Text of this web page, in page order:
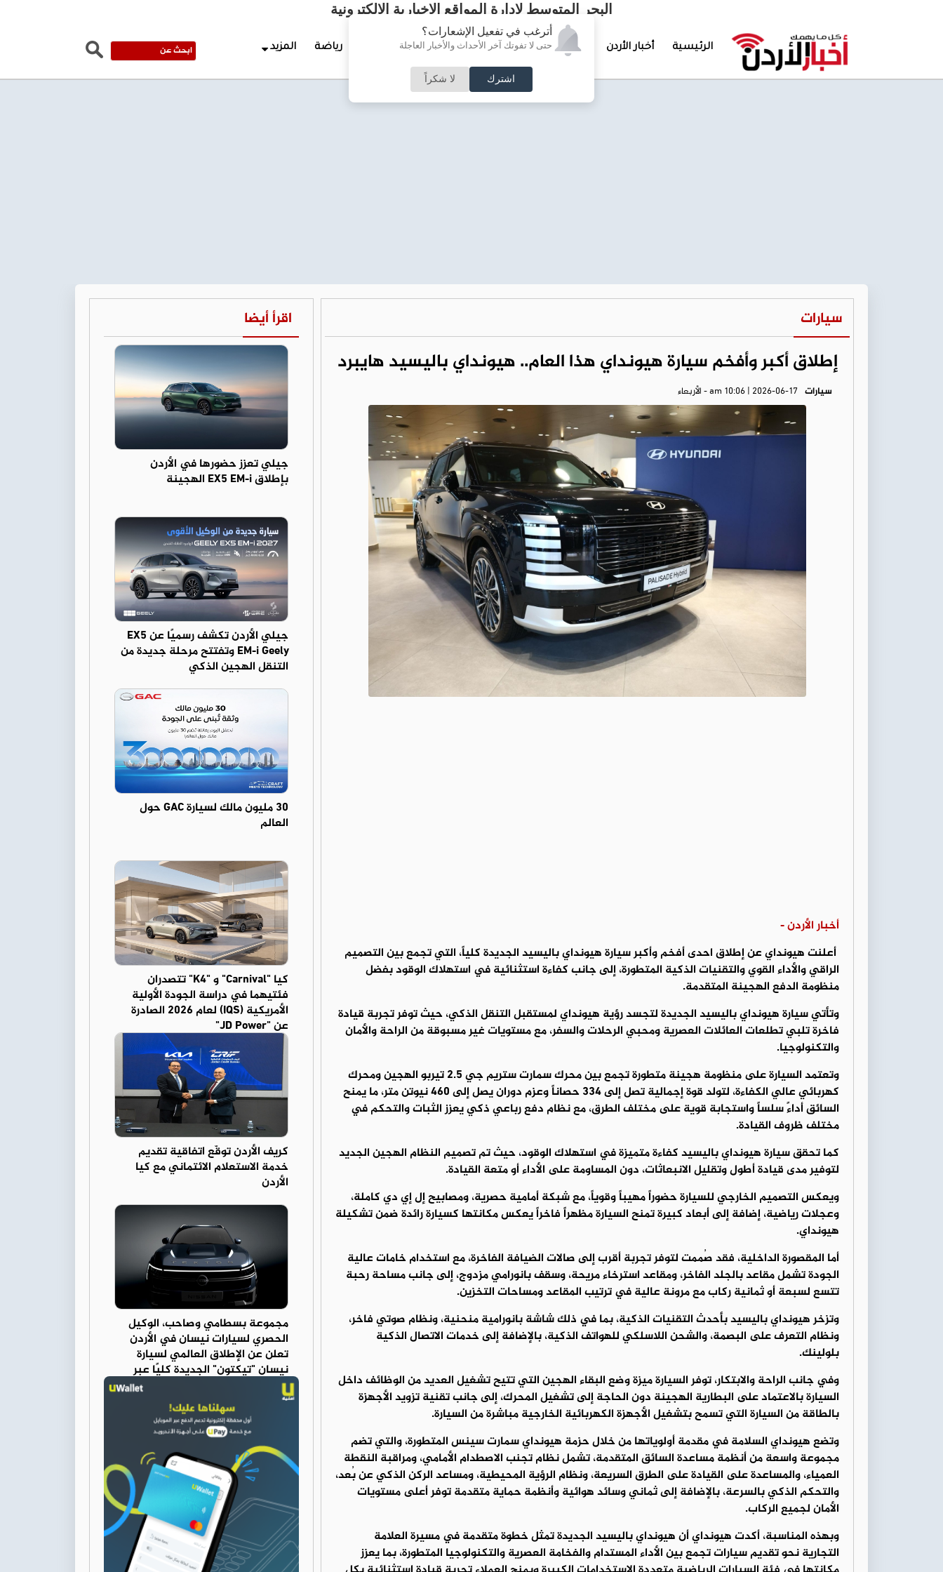
أترغب في تفعيل الإشعارات؟
حتى لا تفوتك آخر الأحداث والأخبار العاجلة
اشترك لا شكراً
البحر المتوسط لإدارة المواقع الإخبارية الالكترونية
الرئيسية أخبار الأردن تغطيات خاصة لقاء الأسبوع جرائم وحوادث رياضة المزيد
سيارات
إطلاق أكبر وأفخم سيارة هيونداي هذا العام.. هيونداي باليسيد هايبرد
سيارات am 10:06 | 2026-06-17 - الأربعاء
أخبار الأردن -
أعلنت هيونداي عن إطلاق احدى أفخم وأكبر سيارة هيونداي باليسيد الجديدة كلياً، التي تجمع بين التصميم
الراقي والأداء القوي والتقنيات الذكية المتطورة، إلى جانب كفاءة استثنائية في استهلاك الوقود بفضل
منظومة الدفع الهجينة المتقدمة.
وتأتي سيارة هيونداي باليسيد الجديدة لتجسد رؤية هيونداي لمستقبل التنقل الذكي، حيث توفر تجربة قيادة
فاخرة تلبي تطلعات العائلات العصرية ومحبي الرحلات والسفر، مع مستويات غير مسبوقة من الراحة والأمان
والتكنولوجيا.
وتعتمد السيارة على منظومة هجينة متطورة تجمع بين محرك سمارت ستريم جي 2.5 تيربو الهجين ومحرك
كهربائي عالي الكفاءة، لتولد قوة إجمالية تصل إلى 334 حصاناً وعزم دوران يصل إلى 460 نيوتن متر، ما يمنح
السائق أداءً سلساً واستجابة قوية على مختلف الطرق، مع نظام دفع رباعي ذكي يعزز الثبات والتحكم في
مختلف ظروف القيادة.
كما تحقق سيارة هيونداي باليسيد كفاءة متميزة في استهلاك الوقود، حيث تم تصميم النظام الهجين الجديد
لتوفير مدى قيادة أطول وتقليل الانبعاثات، دون المساومة على الأداء أو متعة القيادة.
ويعكس التصميم الخارجي للسيارة حضوراً مهيباً وقوياً، مع شبكة أمامية حصرية، ومصابيح إل إي دي كاملة،
وعجلات رياضية، إضافة إلى أبعاد كبيرة تمنح السيارة مظهراً فاخراً يعكس مكانتها كسيارة رائدة ضمن تشكيلة
هيونداي.
أما المقصورة الداخلية، فقد صُممت لتوفر تجربة أقرب إلى صالات الضيافة الفاخرة، مع استخدام خامات عالية
الجودة تشمل مقاعد بالجلد الفاخر، ومقاعد استرخاء مريحة، وسقف بانورامي مزدوج، إلى جانب مساحة رحبة
تتسع لسبعة أو ثمانية ركاب مع مرونة عالية في ترتيب المقاعد ومساحات التخزين.
وتزخر هيونداي باليسيد بأحدث التقنيات الذكية، بما في ذلك شاشة بانورامية منحنية، ونظام صوتي فاخر،
ونظام التعرف على البصمة، والشحن اللاسلكي للهواتف الذكية، بالإضافة إلى خدمات الاتصال الذكية
بلولينك.
وفي جانب الراحة والابتكار، توفر السيارة ميزة وضع البقاء الهجين التي تتيح تشغيل العديد من الوظائف داخل
السيارة بالاعتماد على البطارية الهجينة دون الحاجة إلى تشغيل المحرك، إلى جانب تقنية تزويد الأجهزة
بالطاقة من السيارة التي تسمح بتشغيل الأجهزة الكهربائية الخارجية مباشرة من السيارة.
وتضع هيونداي السلامة في مقدمة أولوياتها من خلال حزمة هيونداي سمارت سينس المتطورة، والتي تضم
مجموعة واسعة من أنظمة مساعدة السائق المتقدمة، تشمل نظام تجنب الاصطدام الأمامي، ومراقبة النقطة
العمياء، والمساعدة على القيادة على الطرق السريعة، ونظام الرؤية المحيطية، ومساعد الركن الذكي عن بُعد،
والتحكم الذكي بالسرعة، بالإضافة إلى ثماني وسائد هوائية وأنظمة حماية متقدمة توفر أعلى مستويات
الأمان لجميع الركاب.
وبهذه المناسبة، أكدت هيونداي أن هيونداي باليسيد الجديدة تمثل خطوة متقدمة في مسيرة العلامة
التجارية نحو تقديم سيارات تجمع بين الأداء المستدام والفخامة العصرية والتكنولوجيا المتطورة، بما يعزز
اقرأ أيضا
جيلي تعزز حضورها في الأردن
بإطلاق EX5 EM-i الهجينة
جيلي الأردن تكشف رسميًا عن EX5
EM-i Geely وتفتتح مرحلة جديدة من
التنقل الهجين الذكي
30 مليون مالك لسيارة GAC حول
العالم
كيا "Carnival" و "K4" تتصدران
فئتيهما في دراسة الجودة الأولية
الأمريكية (IQS) لعام 2026 الصادرة
عن "JD Power"
كريف الأردن توقّع اتفاقية تقديم
خدمة الاستعلام الائتماني مع كيا
الأردن
مجموعة بسطامي وصاحب، الوكيل
الحصري لسيارات نيسان في الأردن
تعلن عن الإطلاق العالمي لسيارة
نيسان "تيكتون" الجديدة كليًا عبر
البث الرقمي المباشر في 9 يوليو